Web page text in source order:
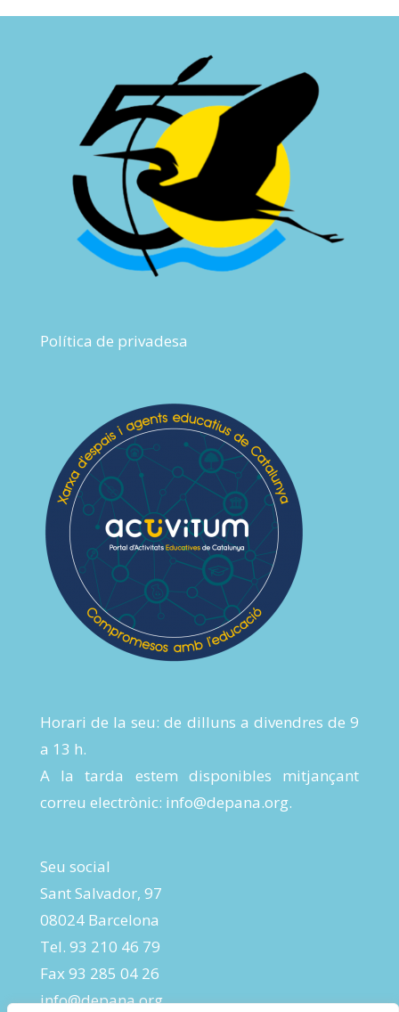
Política de privadesa
Horari de la seu: de dilluns a divendres de 9
a 13 h.
A la tarda estem disponibles mitjançant
correu electrònic: info@depana.org.
Seu social
Sant Salvador, 97
08024 Barcelona
Tel. 93 210 46 79
Fax 93 285 04 26
info@depana.org